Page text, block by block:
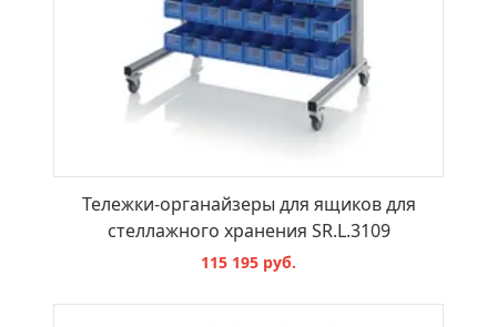
Тележки-органайзеры для ящиков для
стеллажного хранения SR.L.3109
115 195 руб.